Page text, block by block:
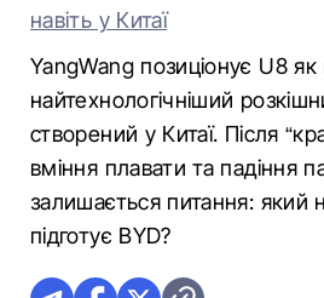
навіть у Китаї
YangWang позиціонує U8
найтехнологічніший
створений у Китаї. Після
вміння плавати та падіння
залишається питання: який
підготує BYD?